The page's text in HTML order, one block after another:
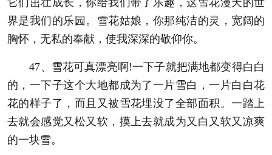
界是我们的乐园。雪花姑娘，你那纯洁的灵，宽阔的
胸怀，无私的奉献，使我深深的敬仰你。
47、雪花可真漂亮啊!一下子就把满地都变得白白
的，一下子这个大地都成为了一片雪白，一片白白花
花的样子了，而且又被雪花埋没了全部面积。一踏上
去就会感觉又松又软，摸上去就成为又白又软又凉爽
的一块雪。